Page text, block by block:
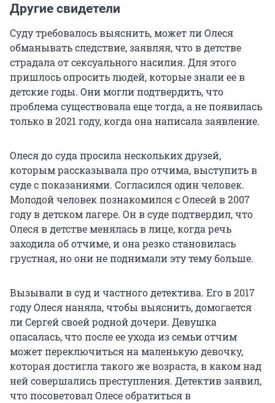
Другие свидетели
Суду требовалось выяснить, может ли Олеся
обманывать следствие, заявляя, что в детстве
страдала от сексуального насилия. Для этого
пришлось опросить людей, которые знали ее в
детские годы. Они могли подтвердить, что
проблема существовала еще тогда, а не появилась
только в 2021 году, когда она написала заявление.
Олеся до суда просила нескольких друзей,
которым рассказывала про отчима, выступить в
суде с показаниями. Согласился один человек.
Молодой человек познакомился с Олесей в 2007
году в детском лагере. Он в суде подтвердил, что
Олеся в детстве менялась в лице, когда речь
заходила об отчиме, и она резко становилась
грустная, но они не поднимали эту тему больше.
Вызывали в суд и частного детектива. Его в 2017
году Олеся наняла, чтобы выяснить, домогается
ли Сергей своей родной дочери. Девушка
опасалась, что после ее ухода из семьи отчим
может переключиться на маленькую девочку,
которая достигла такого же возраста, в каком над
ней совершались преступления. Детектив заявил,
что посоветовал Олесе обратиться в